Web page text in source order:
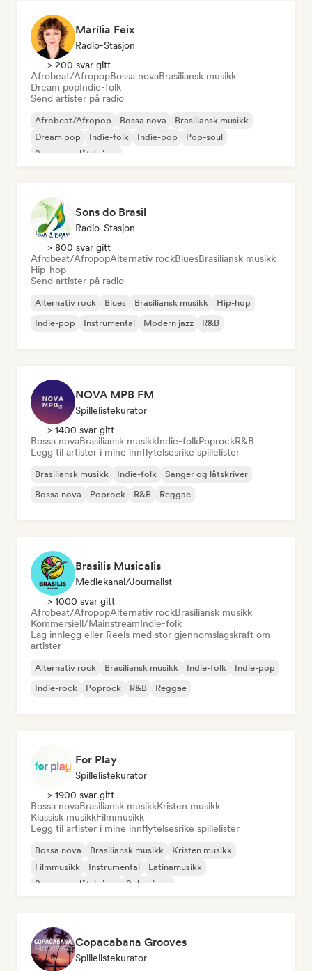
Marília Feix
Radio-Stasjon
> 200 svar gitt
Afrobeat/AfropopBossa novaBrasiliansk musikk
Dream popIndie-folk
Send artister på radio
Afrobeat/Afropop Bossa nova
Brasiliansk musikk
Dream pop
Indie-folk Indie-pop
Pop-soul
Sanger og låtskriver
Sons do Brasil
Radio-Stasjon
> 800 svar gitt
Afrobeat/AfropopAlternativ rockBluesBrasiliansk musikk
Hip-hop
Send artister på radio
Alternativ rock Blues Brasiliansk musikk
Hip-hop
Indie-pop
Instrumental Modern jazz R&B
NOVA MPB FM
Spillelistekurator
> 1400 svar gitt
Bossa novaBrasiliansk musikkIndie-folkPoprockR&B
Legg til artister i mine innflytelsesrike spillelister
Brasiliansk musikk Indie-folk
Sanger og låtskriver
Bossa nova
Poprock R&B Reggae
Brasilis Musicalis
Mediekanal/journalist
> 1000 svar gitt
Afrobeat/AfropopAlternativ rockBrasiliansk musikk
Kommersiell/MainstreamIndie-folk
Lag innlegg eller Reels med stor gjennomslagskraft om
artister
Alternativ rock Brasiliansk musikk Indie-folk
Indie-pop
Indie-rock
Poprock R&B Reggae
For Play
Spillelistekurator
> 1900 svar gitt
Bossa novaBrasiliansk musikkKristen musikk
Klassisk musikkFilmmusikk
Legg til artister i mine innflytelsesrike spillelister
Bossa nova Brasiliansk musikk
Kristen musikk
Filmmusikk
Instrumental
Latinamusikk
Sanger og låtskriver
Solo piano
Copacabana Grooves
Spillelistekurator